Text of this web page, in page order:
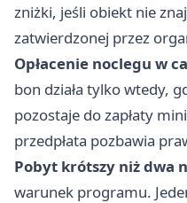
zniżki, jeśli obiekt nie
zatwierdzonej przez
Opłacenie noclegu w
bon działa tylko wtedy,
pozostaje do zapłaty
przedpłata pozbawia
Pobyt krótszy niż dwa
warunek programu.